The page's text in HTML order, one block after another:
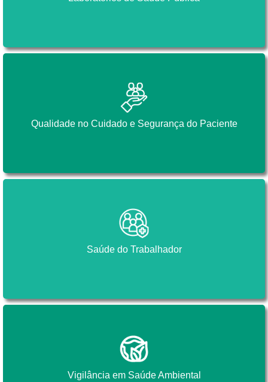
Qualidade no Cuidado e Segurança do Paciente
Qualidade no Cuidado e Segurança do Paciente
Saúde do Trabalhador
Saúde do Trabalhador
Vigilância em Saúde Ambiental
Vigilância em Saúde Ambiental